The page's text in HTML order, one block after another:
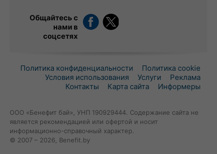
Общайтесь с
нами в
соцсетях
Политика конфиденциальности
Политика cookie
Условия использования
Услуги
Реклама
Контакты
Карта сайта Информеры
ООО «Бенефит бай», УНП 190929444. Содержание сайта не
является рекомендацией или офертой и носит
информационно-справочный характер.
© 2007 – 2026, Benefit.by